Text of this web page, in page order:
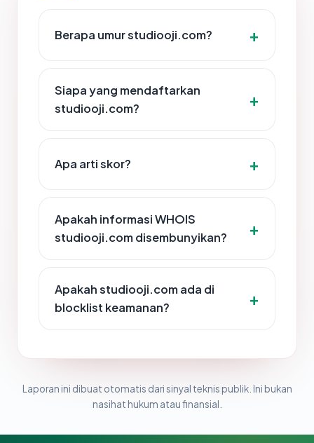
Berapa umur studiooji.com?
Siapa yang mendaftarkan
studiooji.com?
Apa arti skor?
Apakah informasi WHOIS
studiooji.com disembunyikan?
Apakah studiooji.com ada di
blocklist keamanan?
Laporan ini dibuat otomatis dari sinyal teknis publik. Ini bukan
nasihat hukum atau finansial.